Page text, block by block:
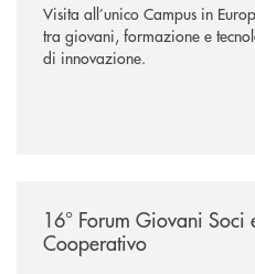
Visita all’unico Campus in
tra giovani, formazione e
di innovazione.
16° Forum Giovani
Cooperativo